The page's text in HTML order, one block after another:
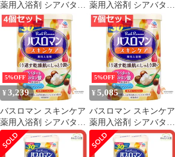
薬用入浴剤 シアバター
＆ヒアルロン酸 600g 6
個セット まとめ売り
薬用入浴剤 シアバター
＆ヒアルロン酸 600g 8
個セット まとめ売り
5%OFF
¥ 3,239
バスロマン スキンケア
薬用入浴剤 シアバター
＆ヒアルロン酸 600g 4
個セット まとめ売り
5%OFF
¥ 5,085
バスロマン スキンケア
薬用入浴剤 シアバター
＆ヒアルロン酸 600g 7
個セット まとめ売り